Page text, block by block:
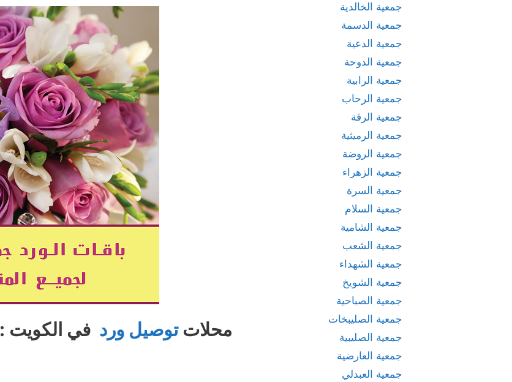
محلاتتوصيل ورد في الكويت :
جمعية الخالدية
جمعية الدسمة
جمعية الدعية
جمعية الدوحة
جمعية الرابية
جمعية الرحاب
جمعية الرقة
جمعية الرميثية
جمعية الروضة
جمعية الزهراء
جمعية السرة
جمعية السلام
جمعية الشامية
جمعية الشعب
جمعية الشهداء
جمعية الشويخ
جمعية الصباحية
جمعية الصليبخات
جمعية الصليبية
جمعية العارضية
جمعية العبدلي